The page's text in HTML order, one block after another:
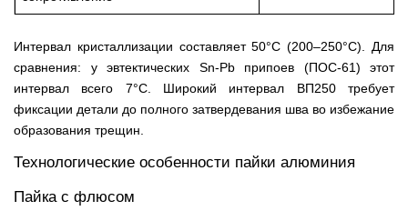
Интервал кристаллизации составляет 50°С (200–250°С). Для
сравнения: у эвтектических Sn-Pb припоев (ПОС-61) этот
интервал всего 7°С. Широкий интервал ВП250 требует
фиксации детали до полного затвердевания шва во избежание
образования трещин.
Технологические особенности пайки алюминия
Пайка с флюсом